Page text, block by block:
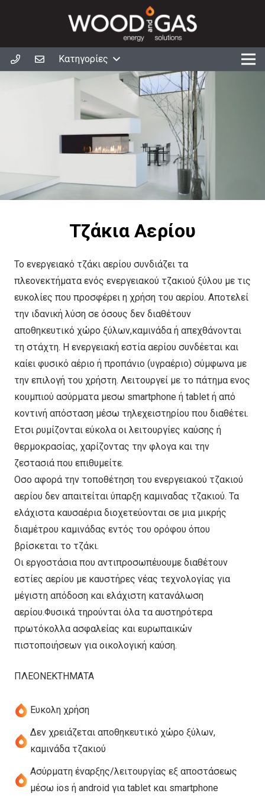
Κατηγορίες
Τζάκια Αερίου
Το ενεργειακό τζάκι αερίου συνδιάζει τα
πλεονεκτήματα ενός ενεργειακού τζακιού ξύλου με τις
ευκολίες που προσφέρει η χρήση του αερίου. Αποτελεί
την ιδανική λύση σε όσους δεν διαθέτουν
αποθηκευτικό χώρο ξύλων,καμινάδα ή απεχθάνονται
τη στάχτη. Η ενεργειακή εστία αερίου συνδέεται και
καίει φυσικό αέριο ή προπάνιο (υγραέριο) σύμφωνα με
την επιλογή του χρήστη. Λειτουργεί με το πάτημα ενος
κουμπιού ασύρματα μεσω smartphone ή tablet ή από
κοντινή απόσταση μέσω τηλεχειστηρίου που διαθέτει.
Ετσι ρυμίζονται εύκολα οι λειτουργίες καύσης ή
θερμοκρασίας, χαρίζοντας την φλογα και την
ζεστασιά που επιθυμείτε.
Οσο αφορά την τοποθέτηση του ενεργειακού τζακιού
αερίου δεν απαιτείται ύπαρξη καμιναδας τζακιού. Τα
ελάχιστα καυσαέρια διοχετεύονται σε μια μικρής
διαμέτρου καμινάδας εντός του ορόφου όπου
βρίσκεται το τζάκι.
Οι εργοστάσια που αντιπροσωπέυουμε διαθέτουν
εστίες αερίου με καυστήρες νέας τεχνολογίας για
μέγιστη απόδοση και ελάχιστη κατανάλωση
αερίου.Φυσικά τηρούνται όλα τα αυστηρότερα
πρωτόκολλα ασφαλείας και ευρωπαικών
πιστοποιήσεων για οικολογική καύση.
ΠΛΕΟΝΕΚΤΗΜΑΤΑ
Ευκολη χρήση
Δεν χρειάζεται αποθηκευτικό χώρο ξύλων,
καμινάδα τζακιού
Ασύρματη έναρξης/λειτουργίας εξ αποστάσεως
μέσω ios ή android για tablet και smartphone